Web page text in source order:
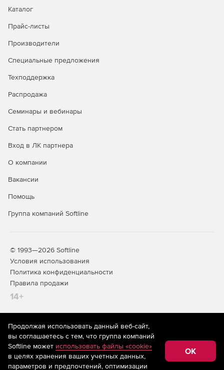
электронных или печатных документов. Внешний вид,
определяются только его шаблоном, который можно
комплекте готовые наборы шаблонов отчетов для
типовых задач в области обеспечения безопасности.
Каталог
Прайс-листы
Производители
Специальные предложения
Техподдержка
Распродажа
Семинары и вебинары
Стать партнером
Вход в ЛК партнера
О компании
Вакансии
Помощь
Группа компаний Softline
© 1993—2026 Softline
Условия использования
Политика конфиденциальности
Правила продажи
14+
На информационном ресурсе store.softline.ru применяются
рекомендательные технологии(информационные технологии
предоставления информации на основе сбора,
систематизации и анализа сведений, относящихся к
предпочтениям пользователей сети «Интернет»,
Продолжая использовать данный веб-сайт,
вы соглашаетесь с тем, что группа компаний
Softline может использовать файлы «cookie»
в целях хранения ваших учетных данных,
параметров и предпочтений, оптимизации
OK